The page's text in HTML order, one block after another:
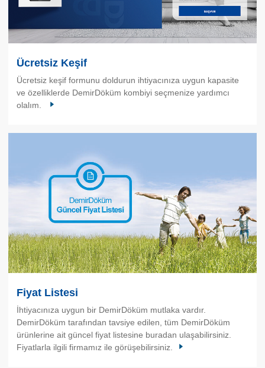
Ücretsiz Keşif
Ücretsiz keşif formunu doldurun ihtiyacınıza uygun kapasite
ve özelliklerde DemirDöküm kombiyi seçmenize yardımcı
olalım.
Fiyat Listesi
İhtiyacınıza uygun bir DemirDöküm mutlaka vardır.
DemirDöküm tarafından tavsiye edilen, tüm DemirDöküm
ürünlerine ait güncel fiyat listesine buradan ulaşabilirsiniz.
Fiyatlarla ilgili firmamız ile görüşebilirsiniz.